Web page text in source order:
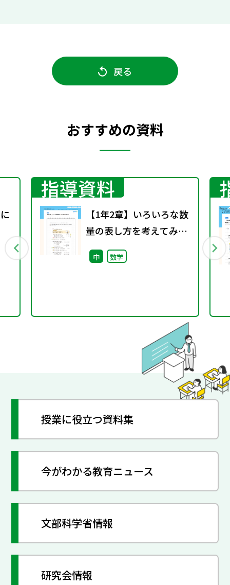
戻る
おすすめの資料
指導資料
【1年2章】いろいろな数
量の表し方を考えてみよ
う
中 数学
授業に役立つ資料集
今がわかる教育ニュース
文部科学省情報
研究会情報